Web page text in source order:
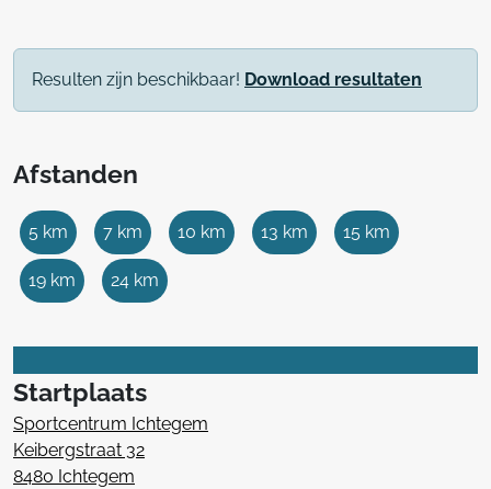
Resulten zijn beschikbaar! Download resultaten
Afstanden
5 km 7 km 10 km 13 km 15 km
19 km 24 km
Startplaats
Sportcentrum Ichtegem
Keibergstraat 32
8480 Ichtegem